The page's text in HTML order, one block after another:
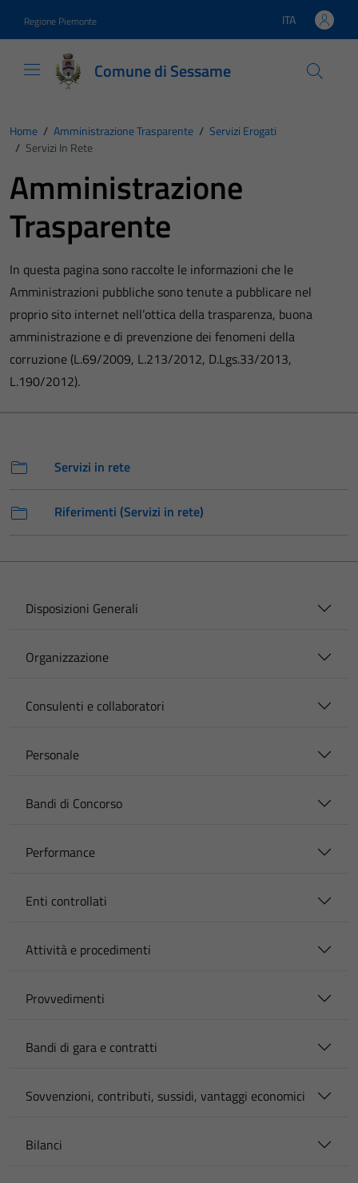
Regione Piemonte Lingua attiva:
ITA
Comune di Sessame
Home / Amministrazione Trasparente / Servizi Erogati
/ Servizi In Rete
Amministrazione
Trasparente
In questa pagina sono raccolte le informazioni che le
Amministrazioni pubbliche sono tenute a pubblicare nel
proprio sito internet nell’ottica della trasparenza, buona
amministrazione e di prevenzione dei fenomeni della
corruzione (L.69/2009, L.213/2012, D.Lgs.33/2013,
L.190/2012).
Servizi in rete
Riferimenti (Servizi in rete)
Disposizioni Generali
Organizzazione
Consulenti e collaboratori
Personale
Bandi di Concorso
Performance
Enti controllati
Attività e procedimenti
Provvedimenti
Bandi di gara e contratti
Sovvenzioni, contributi, sussidi, vantaggi economici
Bilanci